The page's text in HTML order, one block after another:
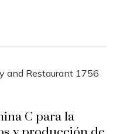
C para la